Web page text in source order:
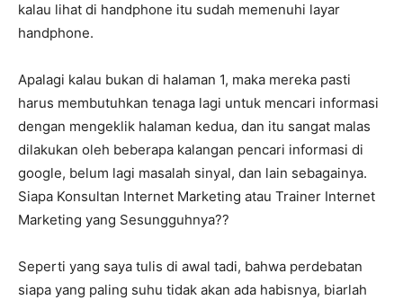
kalau lihat di handphone itu sudah memenuhi layar
handphone.
Apalagi kalau bukan di halaman 1, maka mereka pasti
harus membutuhkan tenaga lagi untuk mencari informasi
dengan mengeklik halaman kedua, dan itu sangat malas
dilakukan oleh beberapa kalangan pencari informasi di
google, belum lagi masalah sinyal, dan lain sebagainya.
Siapa Konsultan Internet Marketing atau Trainer Internet
Marketing yang Sesungguhnya??
Seperti yang saya tulis di awal tadi, bahwa perdebatan
siapa yang paling suhu tidak akan ada habisnya, biarlah